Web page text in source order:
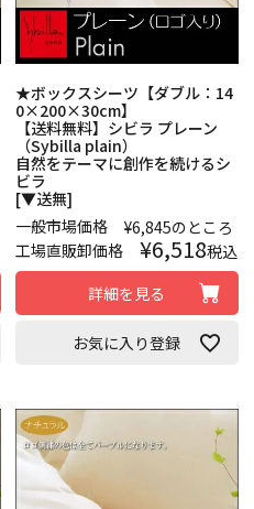
★ボックスシーツ【ダブル：14
0×200×30cm】
【送料無料】シビラ プレーン
（Sybilla plain）
自然をテーマに創作を続けるシ
ビラ
[▼送無]
一般市場価格
¥6,845のところ
工場直販卸価格
¥6,518税込
詳細を見る
お気に入り登録